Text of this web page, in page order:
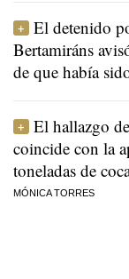
El detenido
Bertamiráns
de que había
El hallazgo
coincide con la
toneladas de
MÓNICA TORRES